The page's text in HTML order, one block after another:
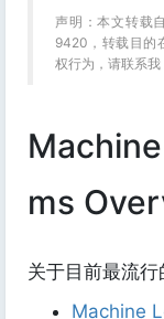
声明：本文转载
9420，转载目的
权行为，请联系我
ms
关于目前最流行
Machine